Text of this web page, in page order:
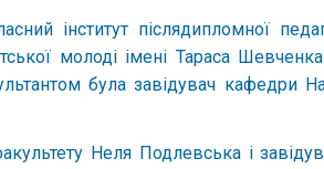
інститут післядипломної
молоді імені Тараса
була завідувач
Неля Подлевська і